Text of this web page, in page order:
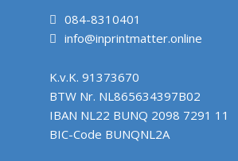
084-8310401
info@inprintmatter.online
K.v.K. 91373670
BTW Nr. NL865634397B02
IBAN NL22 BUNQ 2098 7291 11
BIC-Code BUNQNL2A